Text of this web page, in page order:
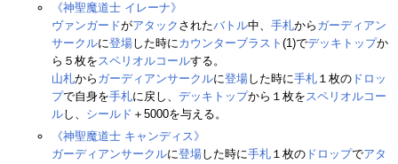
《神聖魔道士 イレーナ》
ヴァンガードがアタック されたバトル中、 手札から ガーディアン
サークルに登場した時にカウンターブラスト (1)でデッキトップか
ら５枚をスペリオルコールする。
山札から ガーディアンサークルに登場した時に手札 １枚の ドロッ
プで自身を手札に戻し、 デッキトップから１枚をスペリオルコー
ルし、 シールド ＋5000を与える。
《神聖魔道士 キャンディス》
ガーディアンサークルに登場した時に手札 １枚の ドロップでアタ